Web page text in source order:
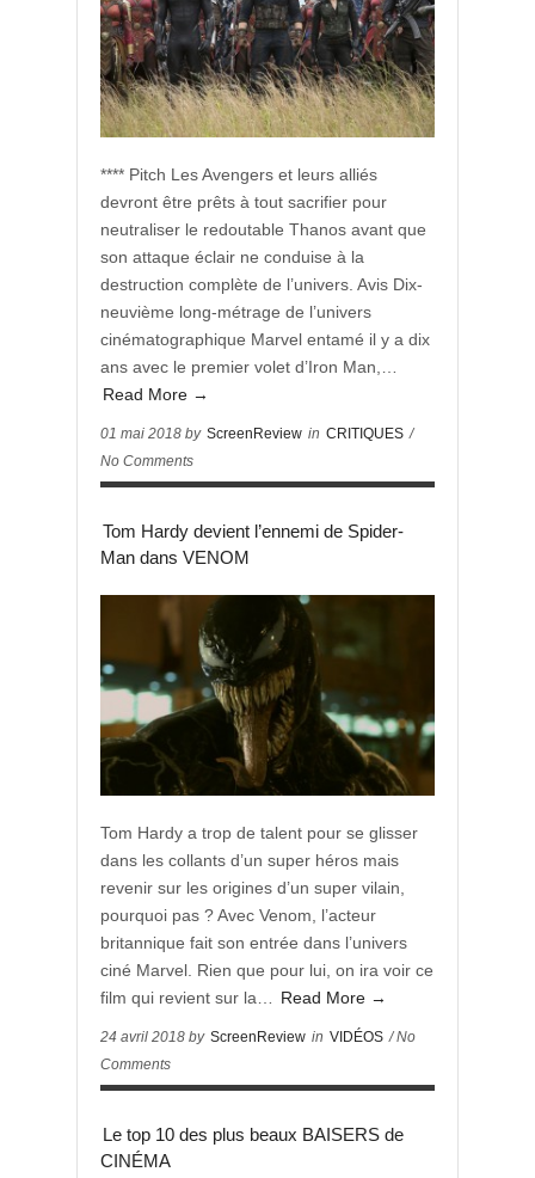
**** Pitch Les Avengers et leurs alliés
devront être prêts à tout sacrifier pour
neutraliser le redoutable Thanos avant que
son attaque éclair ne conduise à la
destruction complète de l’univers. Avis Dix-
neuvième long-métrage de l’univers
cinématographique Marvel entamé il y a dix
ans avec le premier volet d’Iron Man,…
Read More →
01 mai 2018 by ScreenReview in CRITIQUES /
No Comments
Tom Hardy devient l’ennemi de Spider-
Man dans VENOM
Tom Hardy a trop de talent pour se glisser
dans les collants d’un super héros mais
revenir sur les origines d’un super vilain,
pourquoi pas ? Avec Venom, l’acteur
britannique fait son entrée dans l’univers
ciné Marvel. Rien que pour lui, on ira voir ce
film qui revient sur la…
Read More →
24 avril 2018 by ScreenReview in VIDÉOS / No
Comments
Le top 10 des plus beaux BAISERS de
CINÉMA